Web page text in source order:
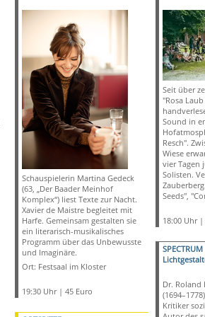
Schauspielerin Martina Gedeck
(63, „Der Baader Meinhof
Komplex“) liest Texte zur Nacht.
Xavier de Maistre begleitet mit
Harfe. Gemeinsam gestalten sie
ein literarisch-musikalisches
Programm über das Unbewusste
und Imaginäre.
Ort: Festsaal im Kloster
19:30 Uhr | 45 Euro
Seit über
"Rosa
Sound in
Resch".
Wiese
vier Tagen
Solisten.
Seeds",
18:00 Uhr |
SPECTRUM
Dr. Roland
Kritiker